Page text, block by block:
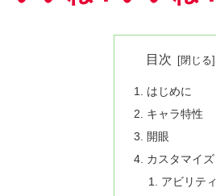
目次
はじめに
キャラ特性
開眼
カスタマイズ
アビリティ